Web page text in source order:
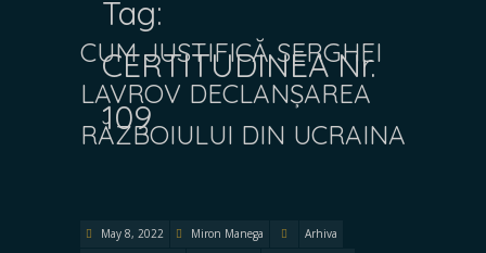
Tag:
CERTITUDINEA Nr.
109
CUM JUSTIFICĂ SERGHEI
LAVROV DECLANȘAREA
RĂZBOIULUI DIN UCRAINA
May 8, 2022 Miron Manega
Arhiva